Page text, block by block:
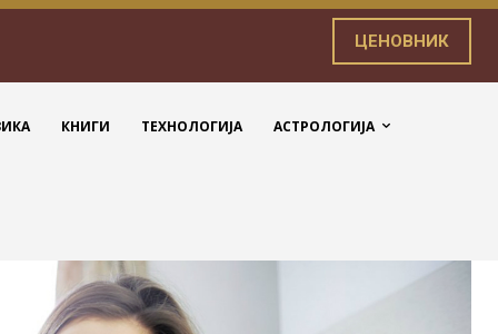
ЦЕНОВНИК
КНИГИ ТЕХНОЛОГИЈА АСТРОЛОГИЈА